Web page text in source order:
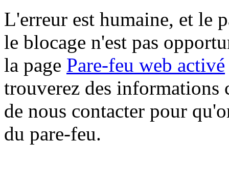
L'erreur est humaine, et le
le blocage n'est pas
la page Pare-feu web activé
trouverez des informations
de nous contacter pour
du pare-feu.